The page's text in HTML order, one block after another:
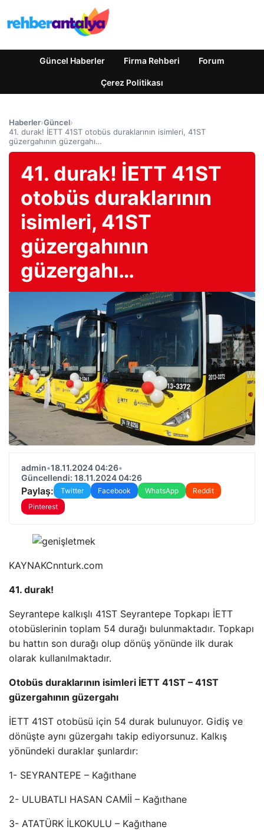
Güncel Haberler Firma Rehberi Forum
Çerez Politikası
Haberler›Güncel›
41. durak! İETT 41ST otobüs duraklarının isimleri, 41ST
güzergahının güzergahı…
41. durak! İETT 41ST
otobüs duraklarının
isimleri, 41ST
güzergahının
güzergahı…
admin•18.11.2024 04:26•
Güncellendi: 18.11.2024 04:26
Paylaş: Twitter Facebook WhatsApp
Reddit
Pinterest
KAYNAKCnnturk.com
41. durak!
Seyrantepe kalkışlı 41ST Seyrantepe Topkapı İETT
otobüslerinin toplam 54 durağı bulunmaktadır. Topkapı
bu hattın son durağı olup dönüş yönünde ilk durak
olarak kullanılmaktadır.
Otobüs duraklarının isimleri İETT 41ST – 41ST
güzergahının güzergahı
İETT 41ST otobüsü için 54 durak bulunuyor. Gidiş ve
dönüşte aynı güzergahı takip ediyorsunuz. Kalkış
yönündeki duraklar şunlardır:
1- SEYRANTEPE – Kağıthane
2- ULUBATLI HASAN CAMİİ – Kağıthane
3- ATATÜRK İLKOKULU – Kağıthane